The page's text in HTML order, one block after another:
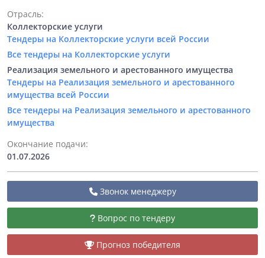
Отрасль:
Коллекторские услуги
Тендеры на Коллекторские услуги всей России
Все тендеры на Коллекторские услуги
Реализация земельного и арестованного имущества
Тендеры на Реализация земельного и арестованного
имущества всей России
Все тендеры на Реализация земельного и арестованного
имущества
Окончание подачи:
01.07.2026
Звонок менеджеру
Вопрос по тендеру
Прогноз победителя